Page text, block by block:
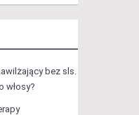
bez sls.
włosy?